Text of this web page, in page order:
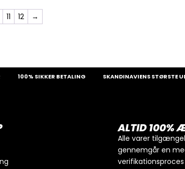
11 12 →
100% SIKKER BETALING SKANDINAVIENS STØRSTE
ALTID 100%
Alle varer
gennemgår en